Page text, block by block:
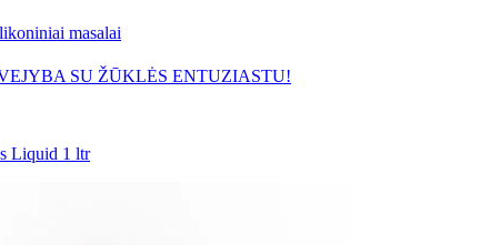
masalai
SU ŽŪKLĖS ENTUZIASTU!
Liquid 1 ltr